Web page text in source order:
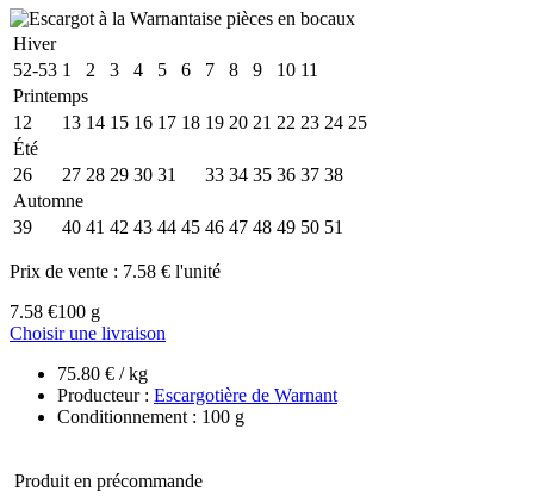
Hiver
52-53 1 2 3 4 5 6 7 8 9 10 11
Printemps
12
13 14 15 16 17 18 19 20 21 22 23 24 25
Été
26
27 28 29 30 31 33 34 35 36 37 38
Automne
39
40 41 42 43 44 45 46 47 48 49 50 51
Prix de vente : 7.58 € l'unité
7.58 €100 g
Choisir une livraison
75.80 € / kg
Producteur : Escargotière de Warnant
Conditionnement : 100 g
Produit en précommande